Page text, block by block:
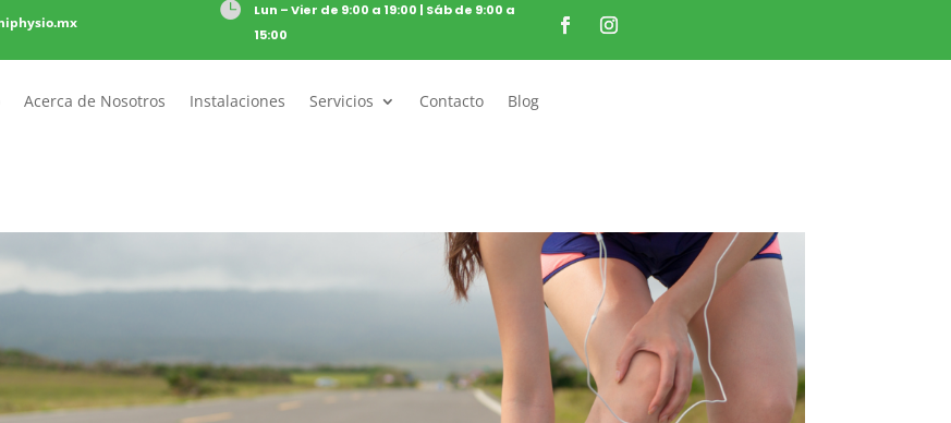

Lun – Vier de 9:00 a 19:00 | Sáb de 9:00 a
15:00
Acerca de Nosotros Instalaciones Servicios Contacto Blog